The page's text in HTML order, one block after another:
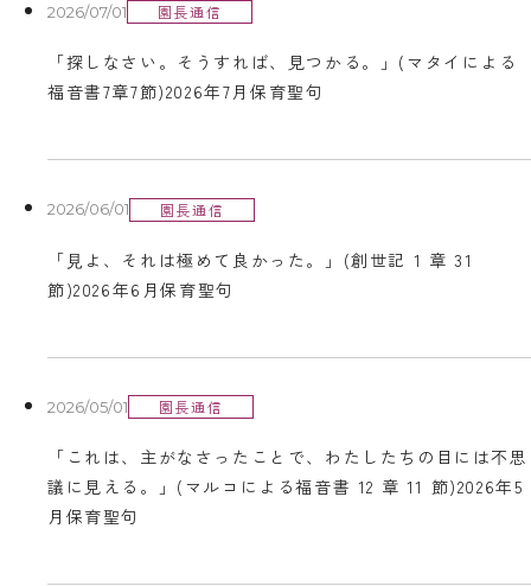
2026/07/01 園長通信
「探しなさい。そうすれば、見つかる。」(マタイによる
福音書7章7節)2026年7月保育聖句
2026/06/01 園長通信
「⾒よ、それは極めて良かった。」(創世記 1 章 31
節)2026年6月保育聖句
2026/05/01 園長通信
「これは、主がなさったことで、わたしたちの目には不思
議に見える。」(マルコによる福音書 12 章 11 節)2026年5
月保育聖句